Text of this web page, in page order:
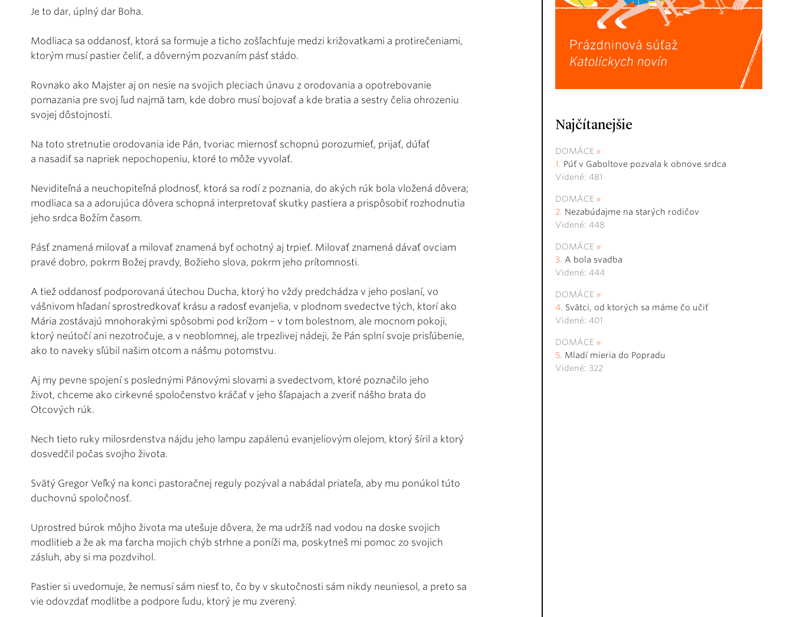
Je to dar, úplný dar Boha.
Modliaca sa oddanosť, ktorá sa formuje a ticho zošľachťuje medzi križovatkami a protirečeniami,
ktorým musí pastier čeliť, a dôverným pozvaním pásť stádo.
Rovnako ako Majster aj on nesie na svojich pleciach únavu z orodovania a opotrebovanie
pomazania pre svoj ľud najmä tam, kde dobro musí bojovať a kde bratia a sestry čelia ohrozeniu
svojej dôstojnosti.
Na toto stretnutie orodovania ide Pán, tvoriac miernosť schopnú porozumieť, prijať, dúfať
a nasadiť sa napriek nepochopeniu, ktoré to môže vyvolať.
Neviditeľná a neuchopiteľná plodnosť, ktorá sa rodí z poznania, do akých rúk bola vložená dôvera;
modliaca sa a adorujúca dôvera schopná interpretovať skutky pastiera a prispôsobiť rozhodnutia
jeho srdca Božím časom.
Pásť znamená milovať a milovať znamená byť ochotný aj trpieť. Milovať znamená dávať ovciam
pravé dobro, pokrm Božej pravdy, Božieho slova, pokrm jeho prítomnosti.
A tiež oddanosť podporovaná útechou Ducha, ktorý ho vždy predchádza v jeho poslaní, vo
vášnivom hľadaní sprostredkovať krásu a radosť evanjelia, v plodnom svedectve tých, ktorí ako
Mária zostávajú mnohorakými spôsobmi pod krížom – v tom bolestnom, ale mocnom pokoji,
ktorý neútočí ani nezotročuje, a v neoblomnej, ale trpezlivej nádeji, že Pán splní svoje prisľúbenie,
ako to naveky sľúbil našim otcom a nášmu potomstvu.
Aj my pevne spojení s poslednými Pánovými slovami a svedectvom, ktoré poznačilo jeho
život, chceme ako cirkevné spoločenstvo kráčať v jeho šľapajach a zveriť nášho brata do
Otcových rúk.
Nech tieto ruky milosrdenstva nájdu jeho lampu zapálenú evanjeliovým olejom, ktorý šíril a ktorý
dosvedčil počas svojho života.
Svätý Gregor Veľký na konci pastoračnej reguly pozýval a nabádal priateľa, aby mu ponúkol túto
duchovnú spoločnosť.
Uprostred búrok môjho života ma utešuje dôvera, že ma udržíš nad vodou na doske svojich
modlitieb a že ak ma ťarcha mojich chýb strhne a poníži ma, poskytneš mi pomoc zo svojich
zásluh, aby si ma pozdvihol.
Pastier si uvedomuje, že nemusí sám niesť to, čo by v skutočnosti sám nikdy neuniesol, a preto sa
vie odovzdať modlitbe a podpore ľudu, ktorý je mu zverený.
Najčítanejšie
DOMÁCE
Púť v Gaboltove pozvala k obnove srdca
Videné: 481
DOMÁCE
Nezabúdajme na starých rodičov
Videné: 448
DOMÁCE
A bola svadba
Videné: 444
DOMÁCE
Svätci, od ktorých sa máme čo učiť
Videné: 401
DOMÁCE
Mladí mieria do Popradu
Videné: 322